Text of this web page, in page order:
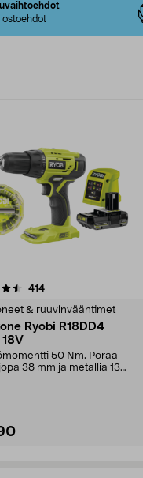
ostoehdot
414arvostelut
& ruuvinvääntimet
Ryobi R18DD4
50 Nm. Poraa
38 mm ja metallia 13
4.5 viidestä